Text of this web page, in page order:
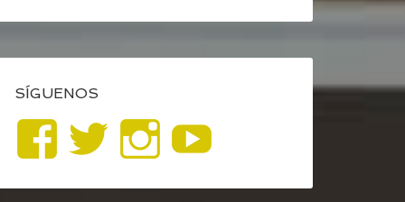
SÍGUENOS
Ver
perfil
Ver
perfil
Ver
perfil